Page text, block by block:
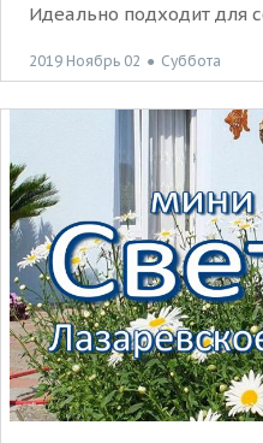
Идеально подходит для
2019 Ноябрь 02 ● Суббота